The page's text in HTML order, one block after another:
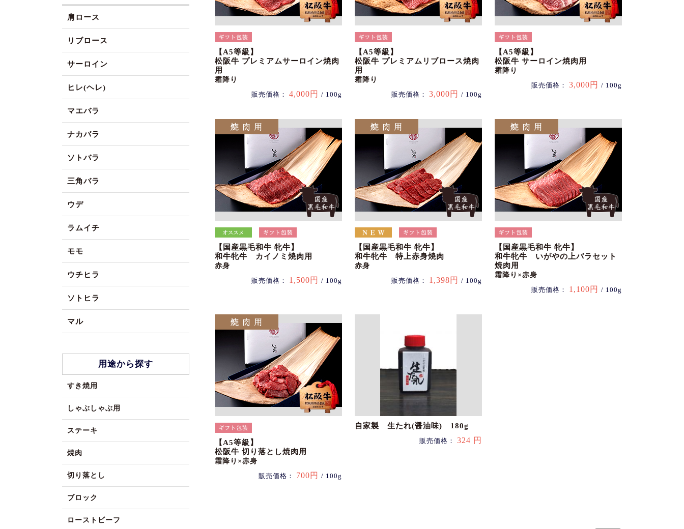
【A5等級】
松阪牛 プレミアムサーロイン焼肉
用
霜降り
販売価格： 4,000円 / 100g
【A5等級】
松阪牛 プレミアムリブロース焼肉
用
霜降り
販売価格： 3,000円 / 100g
【A5等級】
松阪牛 サーロイン焼肉用
霜降り
販売価格： 3,000円 / 100g
【国産黒毛和牛 牝牛】
和牛牝牛 カイノミ焼肉用
赤身
販売価格： 1,500円 / 100g
【国産黒毛和牛 牝牛】
和牛牝牛 特上赤身焼肉
赤身
販売価格： 1,398円 / 100g
【国産黒毛和牛 牝牛】
和牛牝牛 いがやの上バラセット
焼肉用
霜降り×赤身
販売価格： 1,100円 / 100g
【A5等級】
松阪牛 切り落とし焼肉用
霜降り×赤身
販売価格： 700円 / 100g
自家製 生たれ(醤油味) 180g
販売価格： 324 円
肩ロース
リブロース
サーロイン
ヒレ(ヘレ)
マエバラ
ナカバラ
ソトバラ
三角バラ
ウデ
ラムイチ
モモ
ウチヒラ
ソトヒラ
マル
用途から探す
すき焼用
しゃぶしゃぶ用
ステーキ
焼肉
切り落とし
ブロック
ローストビーフ